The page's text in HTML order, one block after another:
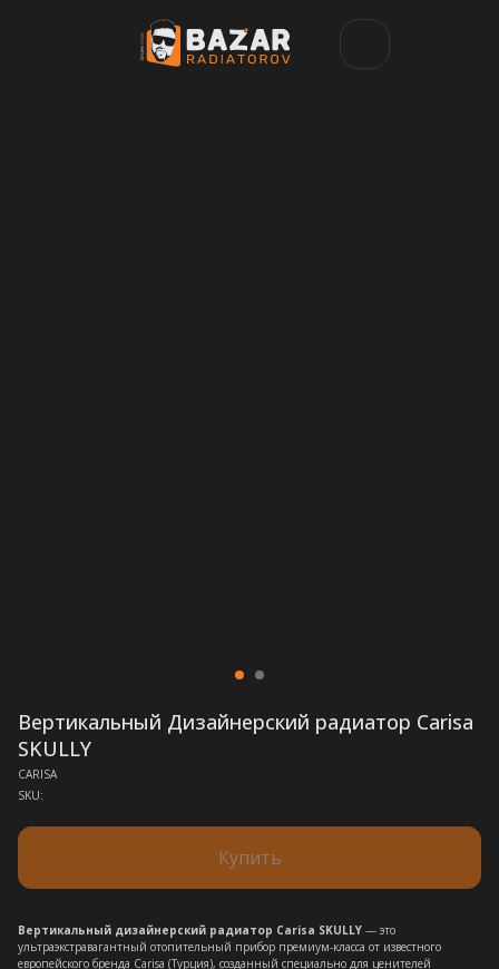
Вертикальный Дизайнерский радиатор Carisa
SKULLY
CARISA
SKU:
Купить
Вертикальный дизайнерский радиатор Carisa SKULLY — это
ультраэкстравагантный отопительный прибор премиум-класса от известного
европейского бренда Carisa (Турция), созданный специально для ценителей